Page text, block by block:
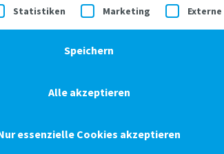
Patenkinder – Derrick aus Sambia und
Service-Gruppen, für die eine Einwilligung
Statistiken Marketing
Speichern
Alle akzeptieren
essenzielle Cookies akzeptieren